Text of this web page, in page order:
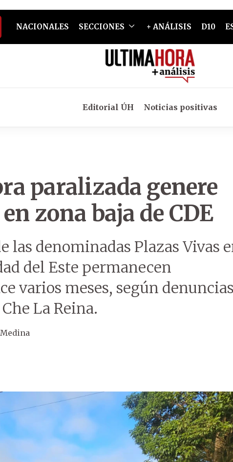
NACIONALES SECCIONES + ANÁLISIS D10
Editorial ÚH Noticias positivas
paralizada genere
zona baja de CDE
las denominadas Plazas Vivas
del Este permanecen
varios meses, según denuncias
La Reina.